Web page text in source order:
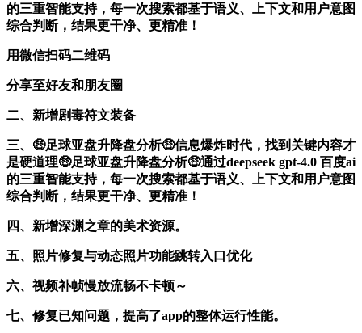
的三重智能支持，每一次搜索都基于语义、上下文和用户意图
综合判断，结果更干净、更精准！
用微信扫码二维码
分享至好友和朋友圈
二、新增剧毒符文装备
三、🤑足球亚盘升降盘分析🤑信息爆炸时代，找到关键内容才
是硬道理🤑足球亚盘升降盘分析🤑通过deepseek gpt-4.0 百度ai
的三重智能支持，每一次搜索都基于语义、上下文和用户意图
综合判断，结果更干净、更精准！
四、新增深渊之章的美术资源。
五、照片修复与动态照片功能跳转入口优化
六、视频补帧慢放流畅不卡顿～
七、修复已知问题，提高了app的整体运行性能。